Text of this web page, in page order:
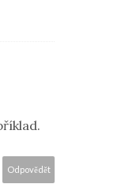
Odpovědět